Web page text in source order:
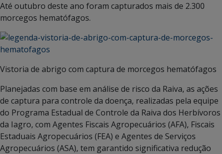
Até outubro deste ano foram capturados mais de 2.300
morcegos hematófagos.
Vistoria de abrigo com captura de morcegos hematófagos
Planejadas com base em análise de risco da Raiva, as ações
de captura para controle da doença, realizadas pela equipe
do Programa Estadual de Controle da Raiva dos Herbívoros
da Iagro, com Agentes Fiscais Agropecuários (AFA), Fiscais
Estaduais Agropecuários (FEA) e Agentes de Serviços
Agropecuários (ASA), tem garantido significativa redução